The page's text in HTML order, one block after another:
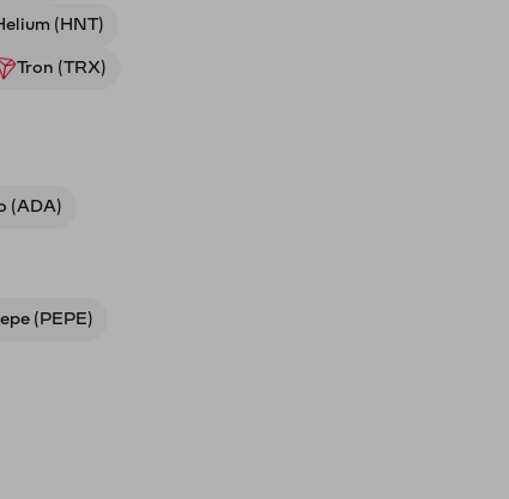
(HNT)
Tron (TRX)
(ADA)
(PEPE)